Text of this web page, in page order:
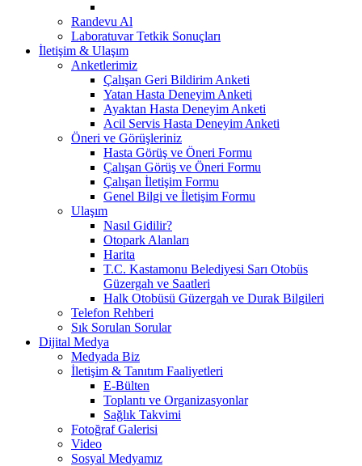
Randevu Al
Laboratuvar Tetkik Sonuçları
İletişim & Ulaşım
Anketlerimiz
Çalışan Geri Bildirim Anketi
Yatan Hasta Deneyim Anketi
Ayaktan Hasta Deneyim Anketi
Acil Servis Hasta Deneyim Anketi
Öneri ve Görüşleriniz
Hasta Görüş ve Öneri Formu
Çalışan Görüş ve Öneri Formu
Çalışan İletişim Formu
Genel Bilgi ve İletişim Formu
Ulaşım
Nasıl Gidilir?
Otopark Alanları
Harita
T.C. Kastamonu Belediyesi Sarı Otobüs
Güzergah ve Saatleri
Halk Otobüsü Güzergah ve Durak Bilgileri
Telefon Rehberi
Sık Sorulan Sorular
Dijital Medya
Medyada Biz
İletişim & Tanıtım Faaliyetleri
E-Bülten
Toplantı ve Organizasyonlar
Sağlık Takvimi
Fotoğraf Galerisi
Video
Sosyal Medyamız